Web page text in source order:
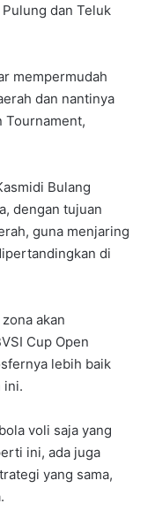
dan Teluk
mempermudah
dan nantinya
Tournament,
Bulang
dengan tujuan
guna menjaring
di
akan
Cup Open
lebih baik
ini.
voli saja yang
ini, ada juga
yang sama,